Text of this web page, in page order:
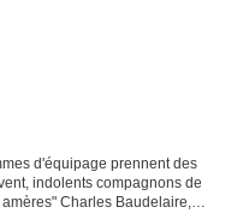
d'équipage prennent des
indolents compagnons de
Charles Baudelaire,